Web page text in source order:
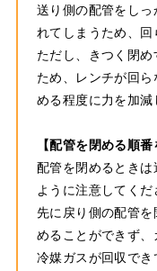
送り側の配管をし
れてしまうため、回
ただし、きつく閉
ため、レンチが回
める程度に力を加減
【配管を閉める順番
配管を閉めるとき
ように注意してくだ
先に戻り側の配管
めることができず、
冷媒ガスが回収で